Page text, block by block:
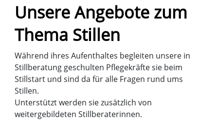
Unsere Angebote zum
Thema Stillen
Während ihres Aufenthaltes begleiten unsere in
Stillberatung geschulten Pflegekräfte sie beim
Stillstart und sind da für alle Fragen rund ums
Stillen.
Unterstützt werden sie zusätzlich von
weitergebildeten Stillberaterinnen.